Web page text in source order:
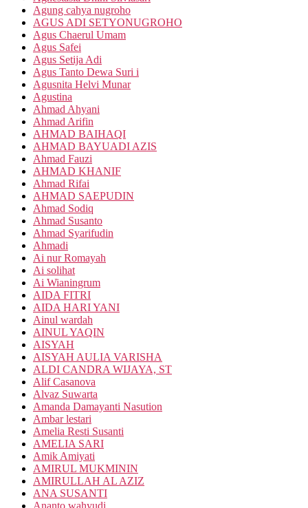
Agung cahya nugroho
AGUS ADI SETYONUGROHO
Agus Chaerul Umam
Agus Safei
Agus Setija Adi
Agus Tanto Dewa Suri i
Agusnita Helvi Munar
Agustina
Ahmad Ahyani
Ahmad Arifin
AHMAD BAIHAQI
AHMAD BAYUADI AZIS
Ahmad Fauzi
AHMAD KHANIF
Ahmad Rifai
AHMAD SAEPUDIN
Ahmad Sodiq
Ahmad Susanto
Ahmad Syarifudin
Ahmadi
Ai nur Romayah
Ai solihat
Ai Wianingrum
AIDA FITRI
AIDA HARI YANI
Ainul wardah
AINUL YAQIN
AISYAH
AISYAH AULIA VARISHA
ALDI CANDRA WIJAYA, ST
Alif Casanova
Alvaz Suwarta
Amanda Damayanti Nasution
Ambar lestari
Amelia Resti Susanti
AMELIA SARI
Amik Amiyati
AMIRUL MUKMININ
AMIRULLAH AL AZIZ
ANA SUSANTI
Ananto wahyudi